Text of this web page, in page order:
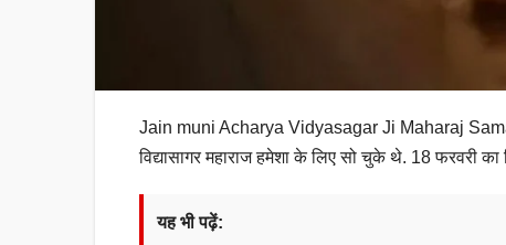
Jain muni Acharya Vidyasagar Ji Maharaj
विद्यासागर महाराज हमेशा के लिए सो चुके थे. 18 फरवरी
यह भी पढ़ें: